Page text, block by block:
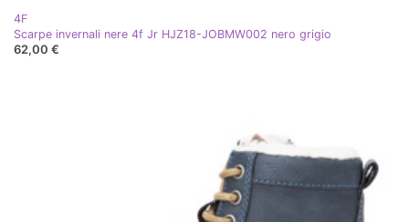
4F
Scarpe invernali nere 4f Jr HJZ18-JOBMW002 nero grigio
62,00 €